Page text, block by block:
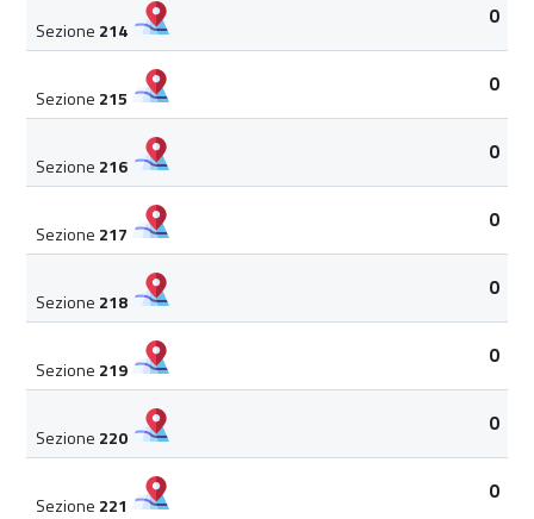
Sezione 214
0
Sezione 215
0
Sezione 216
0
Sezione 217
0
Sezione 218
0
Sezione 219
0
Sezione 220
0
Sezione 221
0